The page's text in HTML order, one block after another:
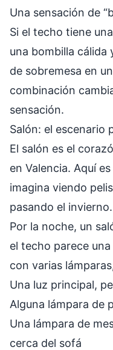
Una sensación de
Si el techo tiene
una bombilla cálida
de sobremesa en
combinación
sensación.
Salón: el escenario
El salón es el
en Valencia. Aquí
imagina viendo
pasando el invierno.
Por la noche, un
el techo parece
con varias
Una luz principal,
Alguna lámpara de
Una lámpara de
cerca del sofá